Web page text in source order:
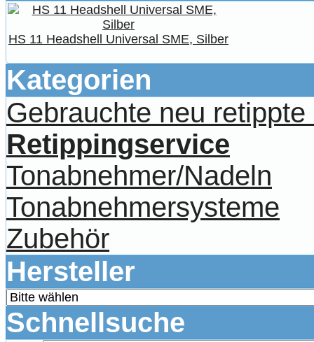
HS 11 Headshell Universal SME, Silber
Kategorien
Gebrauchte neu
Retippingservice
Tonabnehmer/Nadeln
Tonabnehmersysteme
Zubehör
Hersteller
Schnellsuche